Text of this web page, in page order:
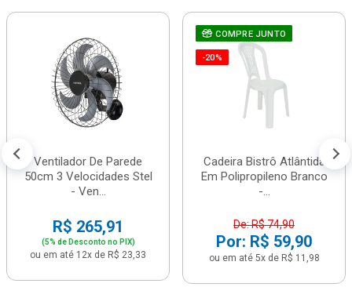
Ventilador De Parede
50cm 3 Velocidades Stel
- Ven...
R$ 265,91
(5% de Desconto no PIX)
ou em até 12x de R$ 23,33
COMPRE JUNTO
-20%
Cadeira Bistrô Atlântida
Em Polipropileno Branco
-...
De: R$ 74,90
Por: R$ 59,90
ou em até 5x de R$ 11,98